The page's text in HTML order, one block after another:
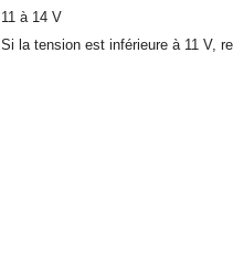
11 à 14 V
Si la tension est inférieure à 11 V,